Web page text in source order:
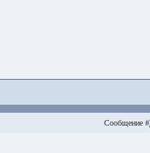
Сообщение #